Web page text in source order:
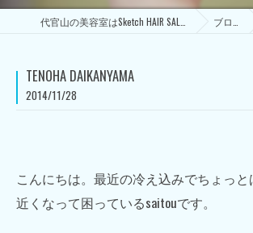
ブログ
TENOHA DAIKANYAMA
2014/11/28
こんにちは。最近の冷え込みでちょっ
近くなって困っているsaitouです。